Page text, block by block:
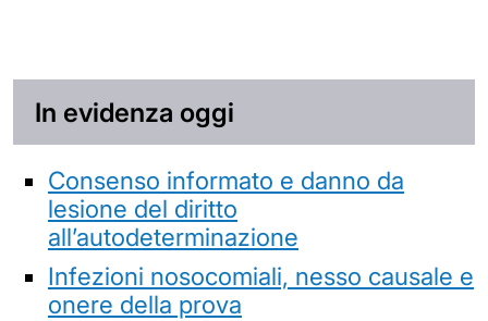
In evidenza oggi
Consenso informato e danno da
lesione del diritto
all’autodeterminazione
Infezioni nosocomiali, nesso causale e
onere della prova